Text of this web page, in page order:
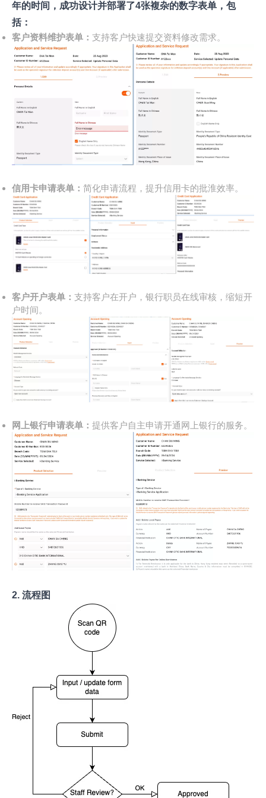
年的时间，成功设计并部署了4张複杂的数字表单，包
括：
客户资料维护表单：支持客户快速提交资料修改需求。
信用卡申请表单：简化申请流程，提升信用卡的批淮效率。
客户开户表单：支持客户在开户，银行职员在线审核，缩短开
户时间。
网上银行申请表单：提供客户自主申请开通网上银行的服务。
2. 流程图